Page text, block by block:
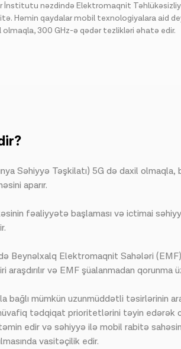
İnstitutu nəzdində Elektromaqnit
Həmin qaydalar mobil texnologiyalara aid
olmaqla, 300 GHz-ə qədər tezlikləri əhatə edir.
Səhiyyə Təşkilatı) 5G də daxil
aparır.
fəaliyyətə başlaması və ictimai
Beynəlxalq Elektromaqnit Sahələri
araşdırılır və EMF şüalanmadan
bağlı mümkün uzunmüddətli təsirlərinin
tədqiqat prioritetlərini təyin edərək
təmin edir və səhiyyə ilə mobil rabitə
vasitəçilik edir.